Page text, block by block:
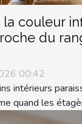
la couleur
du
00:42
intérieurs
quand les